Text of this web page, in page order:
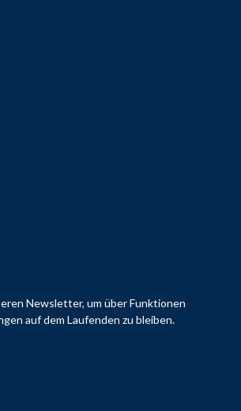
Newsletter, um über Funktionen
auf dem Laufenden zu bleiben.